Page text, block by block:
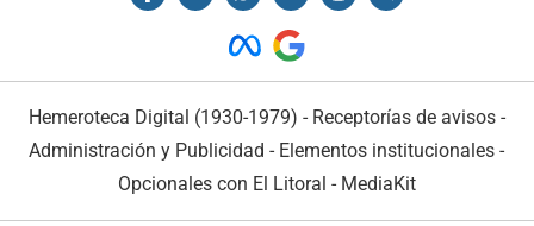
Hemeroteca Digital (1930-1979) - Receptorías de avisos -
Administración y Publicidad - Elementos institucionales -
Opcionales con El Litoral - MediaKit